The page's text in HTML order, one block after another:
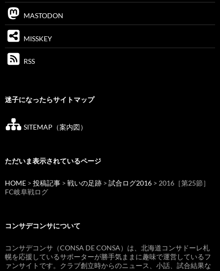
MASTODON
MISSKEY
RSS
迷子になったらサイトマップ
SITEMAP（案内図）
ただいま表示されているページ
HOME > 投稿記事 > 戦いの足跡 > 試合ログ2016 > 2016［第25節］
FC岐阜戦ログ
コンサデコンサについて
コンサデコンサ（CONSA DE CONSA）は、北海道コンサドーレ札
幌を応援しているサポーターが勝手気ままに趣味で運営しているフ
ァンサイトです。クラブ創立時からのニュース、小話、試合結果な